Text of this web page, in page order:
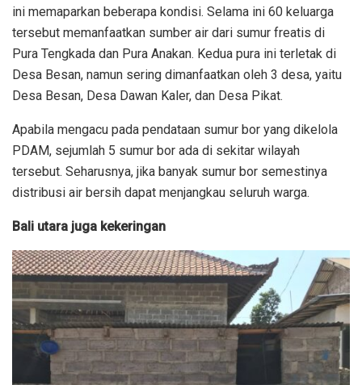
ini memaparkan beberapa kondisi. Selama ini 60 keluarga
tersebut memanfaatkan sumber air dari sumur freatis di
Pura Tengkada dan Pura Anakan. Kedua pura ini terletak di
Desa Besan, namun sering dimanfaatkan oleh 3 desa, yaitu
Desa Besan, Desa Dawan Kaler, dan Desa Pikat.
Apabila mengacu pada pendataan sumur bor yang dikelola
PDAM, sejumlah 5 sumur bor ada di sekitar wilayah
tersebut. Seharusnya, jika banyak sumur bor semestinya
distribusi air bersih dapat menjangkau seluruh warga.
Bali utara juga kekeringan